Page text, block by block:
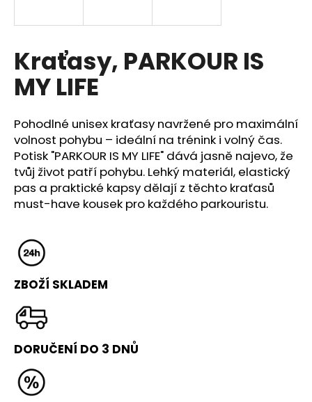
Kraťasy, PARKOUR IS
MY LIFE
Pohodlné unisex kraťasy navržené pro maximální
volnost pohybu – ideální na trénink i volný čas.
Potisk "PARKOUR IS MY LIFE" dává jasně najevo, že
tvůj život patří pohybu. Lehký materiál, elastický
pas a praktické kapsy dělají z těchto kraťasů
must-have kousek pro každého parkouristu.
ZBOŽÍ SKLADEM
DORUČENÍ DO 3 DNŮ
í
t
?
HLEDAT
o
p
o
r
č
u
j
e
m
e